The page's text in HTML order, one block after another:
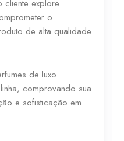
cliente explore
o
de alta qualidade
de luxo
comprovando sua
e sofisticação em